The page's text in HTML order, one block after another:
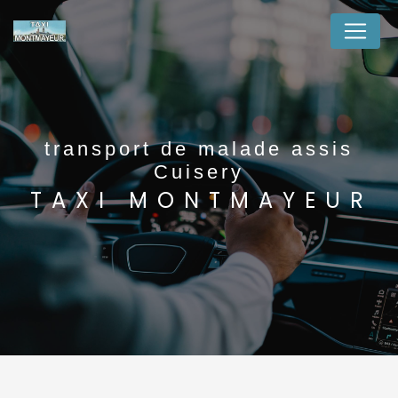
transport de malade assis
Cuisery
TAXI MONTMAYEUR
Panneau de gestion des cookies